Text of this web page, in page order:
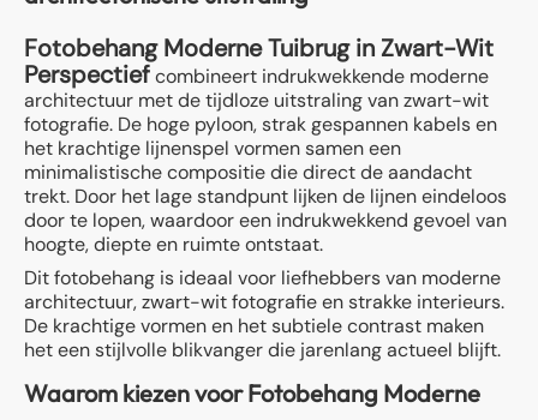
Fotobehang Moderne Tuibrug in Zwart-Wit
Perspectiefcombineert indrukwekkende moderne
architectuur met de tijdloze uitstraling van zwart-wit
fotografie. De hoge pyloon, strak gespannen kabels en
het krachtige lijnenspel vormen samen een
minimalistische compositie die direct de aandacht
trekt. Door het lage standpunt lijken de lijnen eindeloos
door te lopen, waardoor een indrukwekkend gevoel van
hoogte, diepte en ruimte ontstaat.
Dit fotobehang is ideaal voor liefhebbers van moderne
architectuur, zwart-wit fotografie en strakke interieurs.
De krachtige vormen en het subtiele contrast maken
het een stijlvolle blikvanger die jarenlang actueel blijft.
Waarom kiezen voor Fotobehang Moderne